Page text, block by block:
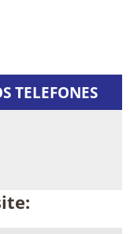
TELEFONES